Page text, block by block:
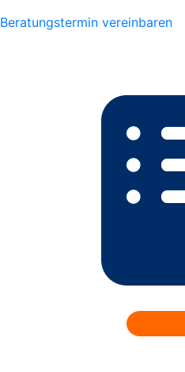
Beratungstermin vereinbaren